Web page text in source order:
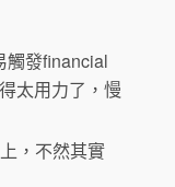
觸發financial
太用力了，慢
，不然其實